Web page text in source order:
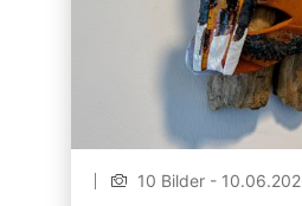
10 Bilder -